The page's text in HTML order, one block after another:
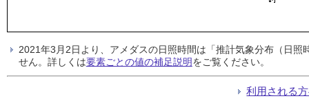
2021年3月2日より、アメダスの日照時間は「推計気象分布（日
せん。詳しくは要素ごとの値の補足説明をご覧ください。
利用される